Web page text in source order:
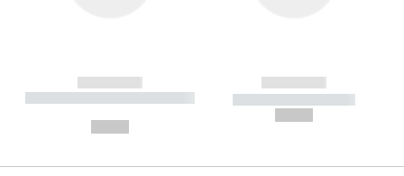
------------
----------- ----------- --------
------------
----------- -----------